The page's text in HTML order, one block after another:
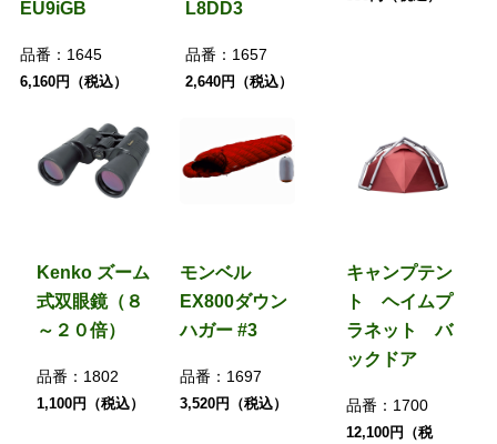
EU9iGB
品番： 1645
6,160円（税込）
L8DD3
品番： 1657
2,640円（税込）
Kenko ズーム
式双眼鏡（８
～２０倍）
品番： 1802
1,100円（税込）
モンベル
EX800ダウン
ハガー #3
品番： 1697
3,520円（税込）
キャンプテン
ト ヘイムプ
ラネット バ
ックドア
品番： 1700
12,100円（税